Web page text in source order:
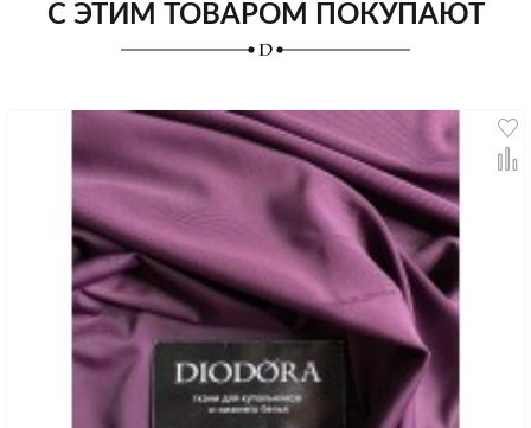
С ЭТИМ ТОВАРОМ ПОКУПАЮТ